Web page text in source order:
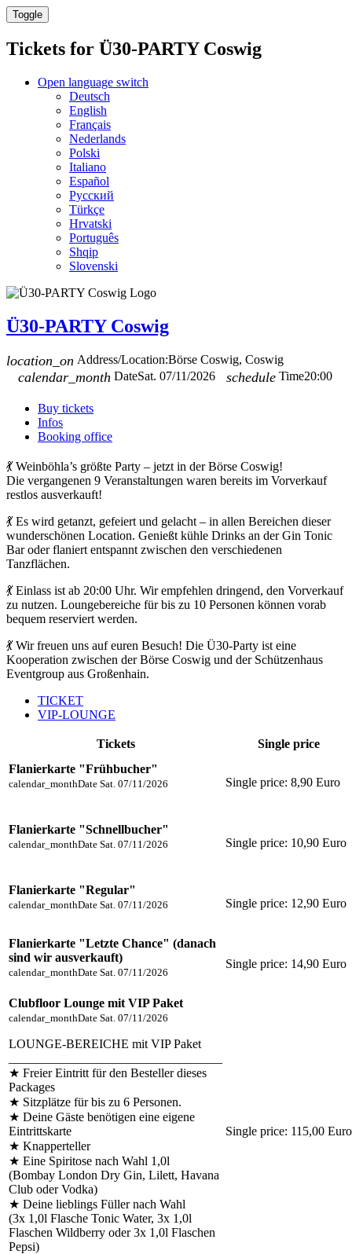
Toggle
Tickets for Ü30-PARTY Coswig
Open language switch
Deutsch
English
Français
Nederlands
Polski
Italiano
Español
Русский
Türkçe
Hrvatski
Português
Shqip
Slovenski
Ü30-PARTY Coswig
location_on Address/Location:Börse Coswig, Coswig
calendar_month DateSat. 07/11/2026 schedule Time20:00
Buy tickets
Infos
Booking office
💃 Weinböhla’s größte Party – jetzt in der Börse Coswig!
Die vergangenen 9 Veranstaltungen waren bereits im Vorverkauf
restlos ausverkauft!
💃 Es wird getanzt, gefeiert und gelacht – in allen Bereichen dieser
wunderschönen Location. Genießt kühle Drinks an der Gin Tonic
Bar oder flaniert entspannt zwischen den verschiedenen
Tanzflächen.
💃 Einlass ist ab 20:00 Uhr. Wir empfehlen dringend, den Vorverkauf
zu nutzen. Loungebereiche für bis zu 10 Personen können vorab
bequem reserviert werden.
💃 Wir freuen uns auf euren Besuch! Die Ü30-Party ist eine
Kooperation zwischen der Börse Coswig und der Schützenhaus
Eventgroup aus Großenhain.
TICKET
VIP-LOUNGE
Tickets
Single price
Flanierkarte "Frühbucher"
calendar_monthDate Sat. 07/11/2026 Single price: 8,90 Euro
Flanierkarte "Schnellbucher"
calendar_monthDate Sat. 07/11/2026 Single price: 10,90 Euro
Flanierkarte "Regular"
calendar_monthDate Sat. 07/11/2026 Single price: 12,90 Euro
Flanierkarte "Letzte Chance" (danach
sind wir ausverkauft)
calendar_monthDate Sat. 07/11/2026
Single price: 14,90 Euro
Clubfloor Lounge mit VIP Paket
calendar_monthDate Sat. 07/11/2026
LOUNGE-BEREICHE mit VIP Paket
★ Freier Eintritt für den Besteller dieses
Packages
★ Sitzplätze für bis zu 6 Personen.
★ Deine Gäste benötigen eine eigene
Eintrittskarte
★ Knapperteller
★ Eine Spiritose nach Wahl 1,0l
(Bombay London Dry Gin, Lilett, Havana
Club oder Vodka)
★ Deine lieblings Füller nach Wahl
(3x 1,0l Flasche Tonic Water, 3x 1,0l
Flaschen Wildberry oder 3x 1,0l Flaschen
Pepsi)
Single price: 115,00 Euro